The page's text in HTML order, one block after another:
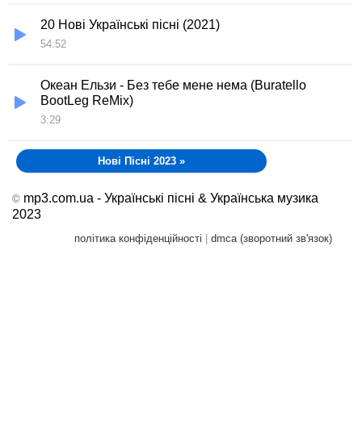
20 Нові Українські пісні (2021)
54:52
Океан Ельзи - Без тебе мене нема (Buratello
BootLeg ReMix)
3:29
Нові Пісні 2023 »
© mp3.com.ua - Українські пісні & Українська музика
2023
політика конфіденційності dmca (зворотний зв'язок)